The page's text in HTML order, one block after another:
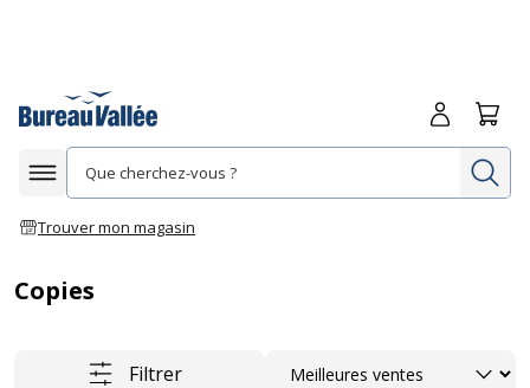
Afficher la navigation
Trouver mon magasin
Me
Copies
Filtrer Trier